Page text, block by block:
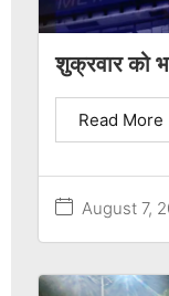
शुक्रवार को
August 7,
Read More